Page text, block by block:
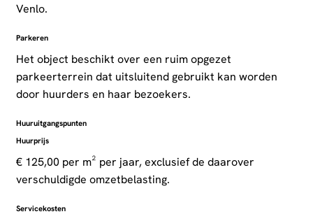
Venlo.
Parkeren
Het object beschikt over een ruim opgezet
parkeerterrein dat uitsluitend gebruikt kan worden
door huurders en haar bezoekers.
Huuruitgangspunten
Huurprijs
€ 125,00 per m² per jaar, exclusief de daarover
verschuldigde omzetbelasting.
Servicekosten